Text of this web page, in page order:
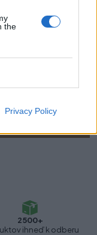
the
Privacy Policy
antaro
recenzie.
2500+
ihneď k odberu